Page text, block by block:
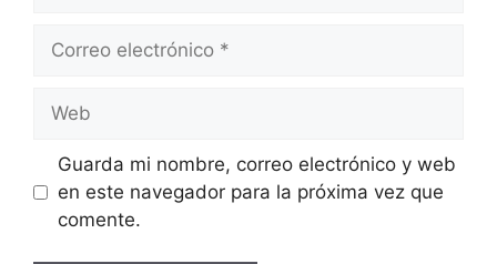
electrónico
Guarda mi nombre, correo electrónico y web
en este navegador para la próxima vez que
comente.